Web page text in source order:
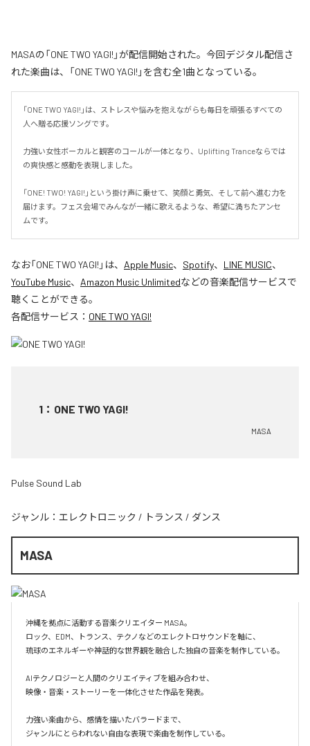
MASAの「ONE TWO YAGI!」が配信開始された。今回デジタル配信さ
れた楽曲は、「ONE TWO YAGI!」を含む全1曲となっている。
「ONE TWO YAGI!」は、ストレスや悩みを抱えながらも毎日を頑張るすべての
人へ贈る応援ソングです。
力強い女性ボーカルと観客のコールが一体となり、Uplifting Tranceならでは
の爽快感と感動を表現しました。
「ONE! TWO! YAGI!」という掛け声に乗せて、笑顔と勇気、そして前へ進む力を
届けます。フェス会場でみんなが一緒に歌えるような、希望に満ちたアンセ
ムです。
なお「ONE TWO YAGI! 」は、 Apple Music、 Spotify、 LINE MUSIC、
YouTube Music、 Amazon Music Unlimitedなどの音楽配信サービスで
聴くことができる。
各配信サービス： ONE TWO YAGI!
1 ： ONE TWO YAGI!
MASA
Pulse Sound Lab
ジャンル： エレクトロニック / トランス / ダンス
MASA
沖縄を拠点に活動する音楽クリエイター MASA。
ロック、EDM、トランス、テクノなどのエレクトロサウンドを軸に、
琉球のエネルギーや神話的な世界観を融合した独自の音楽を制作している。
AIテクノロジーと人間のクリエイティブを組み合わせ、
映像・音楽・ストーリーを一体化させた作品を発表。
力強い楽曲から、感情を描いたバラードまで、
ジャンルにとらわれない自由な表現で楽曲を制作している。